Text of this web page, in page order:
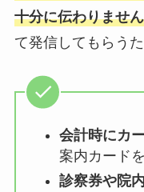
十分に伝わりませ
て発信してもらう
会計時にカ
案内カード
診察券や院